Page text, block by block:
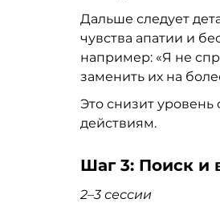
Дальше следует
чувства апатии и
например: «Я не
заменить их на
Это снизит
действиям.
Шаг 3: Поиск и
2–3 сессии